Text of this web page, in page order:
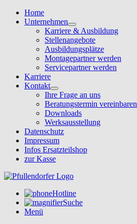
Home
Unternehmen
Karriere & Ausbildung
Stellenangebote
Ausbildungsplätze
Montagepartner werden
Servicepartner werden
Karriere
Kontakt
Ihre Frage an uns
Beratungstermin vereinbaren
Downloads
Werksausstellung
Datenschutz
Impressum
Infos Ersatzteilshop
zur Kasse
Hotline
Suche
Menü